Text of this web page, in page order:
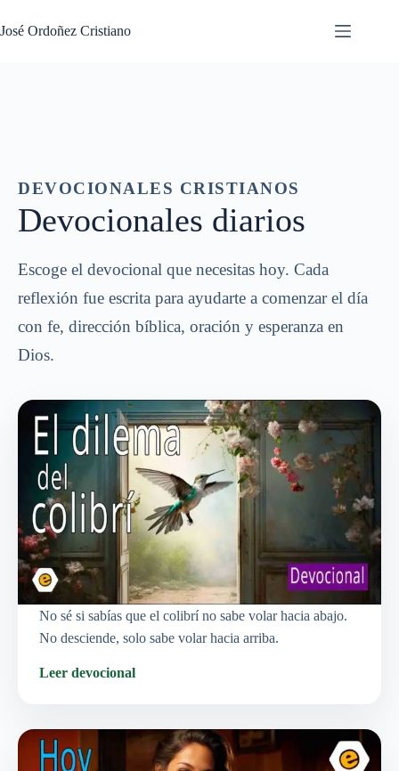
al
contenido
José Ordoñez Cristiano
DEVOCIONALES CRISTIANOS
Devocionales diarios
Escoge el devocional que necesitas hoy. Cada
reflexión fue escrita para ayudarte a comenzar el día
con fe, dirección bíblica, oración y esperanza en
Dios.
No sé si sabías que el colibrí no sabe volar hacia abajo.
No desciende, solo sabe volar hacia arriba.
Leer devocional